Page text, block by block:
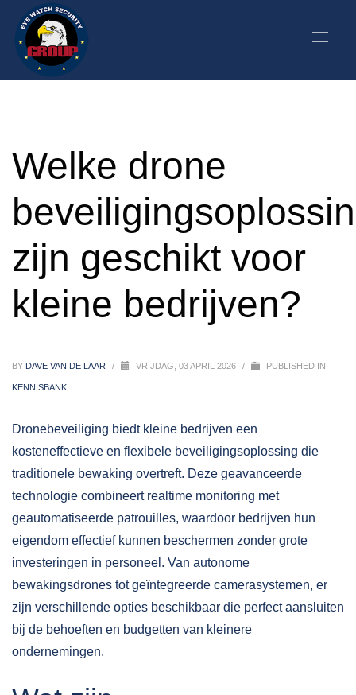
Welke drone
zijn geschikt voor
kleine bedrijven?
BY DAVE VAN DE LAAR / VRIJDAG, 03 APRIL 2026 / PUBLISHED IN
KENNISBANK
Dronebeveiliging biedt kleine bedrijven een
kosteneffectieve en flexibele beveiligingsoplossing die
traditionele bewaking overtreft. Deze geavanceerde
technologie combineert realtime monitoring met
geautomatiseerde patrouilles, waardoor bedrijven hun
eigendom effectief kunnen beschermen zonder grote
investeringen in personeel. Van autonome
bewakingsdrones tot geïntegreerde camerasystemen, er
zijn verschillende opties beschikbaar die perfect aansluiten
bij de behoeften en budgetten van kleinere
ondernemingen.